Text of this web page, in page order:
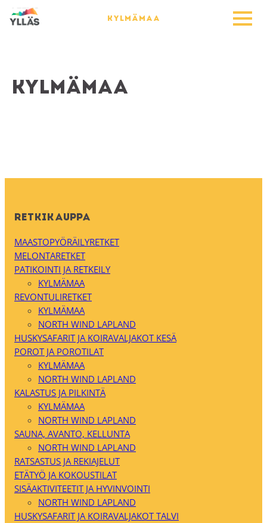
KYLMÄMAA
Kylmämaa
RETKIKAUPPA
MAASTOPYÖRÄILYRETKET
MELONTARETKET
PATIKOINTI JA RETKEILY
KYLMÄMAA
REVONTULIRETKET
KYLMÄMAA
NORTH WIND LAPLAND
HUSKYSAFARIT JA KOIRAVALJAKOT KESÄ
POROT JA POROTILAT
KYLMÄMAA
NORTH WIND LAPLAND
KALASTUS JA PILKINTÄ
KYLMÄMAA
NORTH WIND LAPLAND
SAUNA, AVANTO, KELLUNTA
NORTH WIND LAPLAND
RATSASTUS JA REKIAJELUT
ETÄTYÖ JA KOKOUSTILAT
SISÄAKTIVITEETIT JA HYVINVOINTI
NORTH WIND LAPLAND
HUSKYSAFARIT JA KOIRAVALJAKOT TALVI